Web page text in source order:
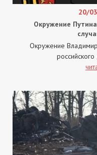
20/
Окружение
Окружение